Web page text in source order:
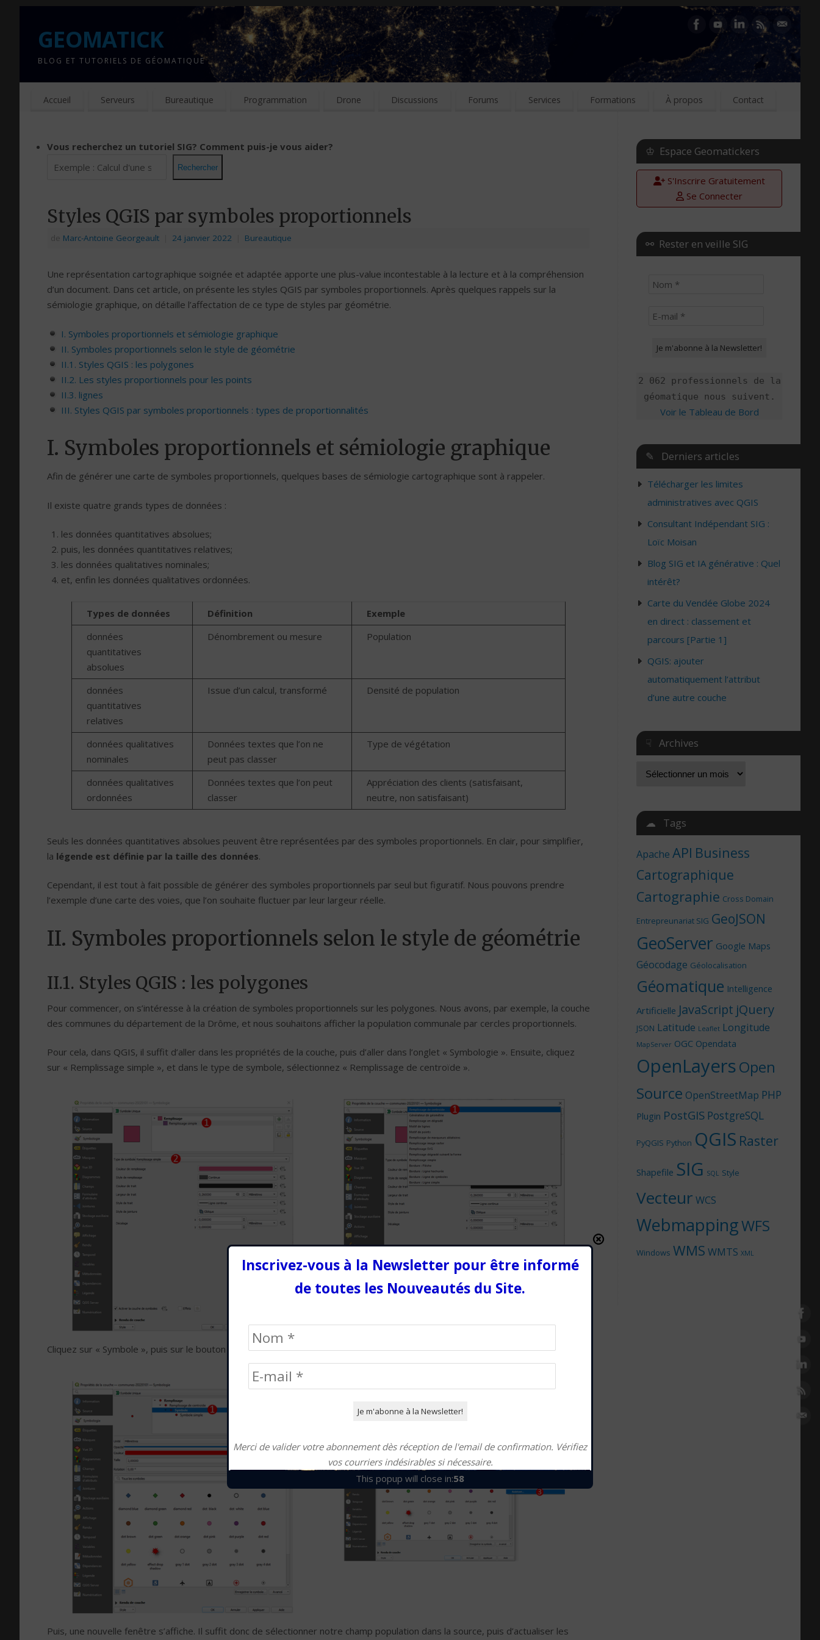
GEOMATICK
BLOG ET TUTORIELS DE GÉOMATIQUE
Accueil Serveurs Bureautique Programmation Drone Discussions Forums Services Formations À propos Contact
Vous recherchez un tutoriel SIG? Comment puis-je vous aider?
Rechercher
Styles QGIS par symboles proportionnels
de Marc-Antoine Georgeault 24 janvier 2022 Bureautique
Une représentation cartographique soignée et adaptée apporte une plus-value incontestable à la lecture et à la compréhension
d’un document. Dans cet article, on présente les styles QGIS par symboles proportionnels. Après quelques rappels sur la
sémiologie graphique, on détaille l’affectation de ce type de styles par géométrie.
I. Symboles proportionnels et sémiologie graphique
II. Symboles proportionnels selon le style de géométrie
II.1. Styles QGIS : les polygones
II.2. Les styles proportionnels pour les points
II.3. lignes
III. Styles QGIS par symboles proportionnels : types de proportionnalités
I. Symboles proportionnels et sémiologie graphique
Afin de générer une carte de symboles proportionnels, quelques bases de sémiologie cartographique sont à rappeler.
Il existe quatre grands types de données :
les données quantitatives absolues;
puis, les données quantitatives relatives;
les données qualitatives nominales;
et, enfin les données qualitatives ordonnées.
Types de données Définition
Exemple
données
quantitatives
absolues
Dénombrement ou mesure Population
données
quantitatives
relatives
Issue d’un calcul, transformé Densité de population
données qualitatives
nominales
Données textes que l’on ne
peut pas classer
Type de végétation
données qualitatives
ordonnées
Données textes que l’on peut
classer
Appréciation des clients (satisfaisant,
neutre, non satisfaisant)
Seuls les données quantitatives absolues peuvent être représentées par des symboles proportionnels. En clair, pour simplifier,
la légende est définie par la taille des données.
Cependant, il est tout à fait possible de générer des symboles proportionnels par seul but figuratif. Nous pouvons prendre
l’exemple d’une carte des voies, que l’on souhaite fluctuer par leur largeur réelle.
II. Symboles proportionnels selon le style de géométrie
II.1. Styles QGIS : les polygones
Pour commencer, on s’intéresse à la création de symboles proportionnels sur les polygones. Nous avons, par exemple, la couche
des communes du département de la Drôme, et nous souhaitons afficher la population communale par cercles proportionnels.
Pour cela, dans QGIS, il suffit d’aller dans les propriétés de la couche, puis d’aller dans l’onglet « Symbologie ». Ensuite, cliquez
sur « Remplissage simple », et dans le type de symbole, sélectionnez « Remplissage de centroïde ».
Cliquez sur « Symbole », puis sur le bouton à droite de « Taille », et enfin sur « Assistant ».
Puis, une nouvelle fenêtre s’affiche. Il suffit donc de sélectionner notre champ population dans la source, puis d’actualiser les
♔ Espace Geomatickers
S'Inscrire Gratuitement
Se Connecter
⚯ Rester en veille SIG
2 062 professionnels de la
géomatique nous suivent.
Voir le Tableau de Bord
✎ Derniers articles
Télécharger les limites
administratives avec QGIS
Consultant Indépendant SIG :
Loïc Moisan
Blog SIG et IA générative : Quel
intérêt?
Carte du Vendée Globe 2024
en direct : classement et
parcours [Partie 1]
QGIS: ajouter
automatiquement l’attribut
d’une autre couche
☟ Archives
☁ Tags
Apache API Business
Cartographique
Cartographie Cross Domain
Entrepreunariat SIG GeoJSON
GeoServer Google Maps
Géocodage Géolocalisation
Géomatique Intelligence
Artificielle JavaScript jQuery
JSON Latitude Leaflet Longitude
MapServer OGC Opendata
OpenLayersOpen
Source OpenStreetMap PHP
Plugin PostGIS PostgreSQL
PyQGIS Python QGIS Raster
Shapefile SIG SQL Style
Vecteur WCS
WebmappingWFS
Windows WMS WMTS XML
This popup will close in:57
Inscrivez-vous à la Newsletter pour être informé
de toutes les Nouveautés du Site.
Merci de valider votre abonnement dès réception de l'email de confirmation. Vérifiez
vos courriers indésirables si nécessaire.